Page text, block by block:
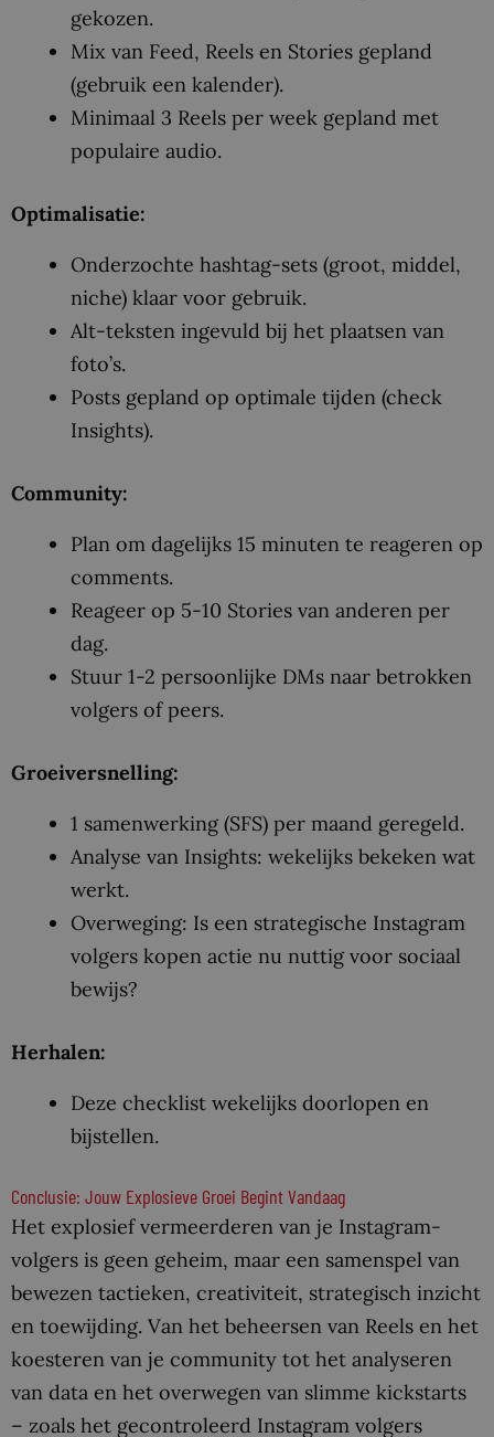
gekozen.
Mix van Feed, Reels en Stories gepland
(gebruik een kalender).
Minimaal 3 Reels per week gepland met
populaire audio.
Optimalisatie:
Onderzochte hashtag-sets (groot, middel,
niche) klaar voor gebruik.
Alt-teksten ingevuld bij het plaatsen van
foto’s.
Posts gepland op optimale tijden (check
Insights).
Community:
Plan om dagelijks 15 minuten te reageren op
comments.
Reageer op 5-10 Stories van anderen per
dag.
Stuur 1-2 persoonlijke DMs naar betrokken
volgers of peers.
Groeiversnelling:
1 samenwerking (SFS) per maand geregeld.
Analyse van Insights: wekelijks bekeken wat
werkt.
Overweging: Is een strategische Instagram
volgers kopen actie nu nuttig voor sociaal
bewijs?
Herhalen:
Deze checklist wekelijks doorlopen en
bijstellen.
Conclusie: Jouw Explosieve Groei Begint Vandaag
Het explosief vermeerderen van je Instagram-
volgers is geen geheim, maar een samenspel van
bewezen tactieken, creativiteit, strategisch inzicht
en toewijding. Van het beheersen van Reels en het
koesteren van je community tot het analyseren
van data en het overwegen van slimme kickstarts
– zoals het gecontroleerd Instagram volgers